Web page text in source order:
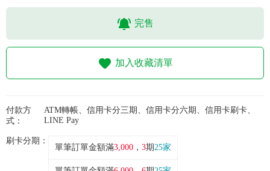
完售
加入收藏清單
付款方
式：
ATM轉帳、信用卡分三期、信用卡分六期、信用卡刷卡、
LINE Pay
刷卡分期：
單筆訂單金額滿3,000 ， 3期25家